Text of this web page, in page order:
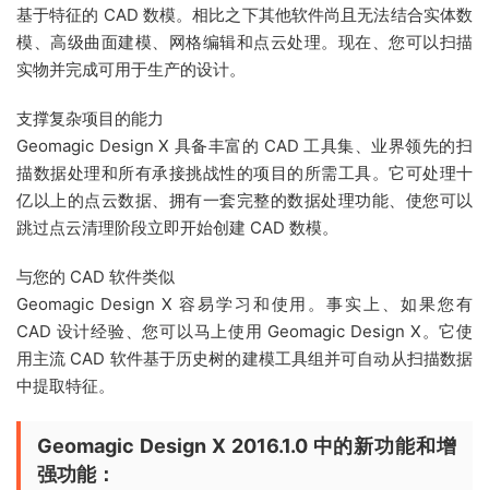
基于特征的 CAD 数模。相比之下其他软件尚且无法结合实体数
模、高级曲面建模、网格编辑和点云处理。现在、您可以扫描
实物并完成可用于生产的设计。
支撑复杂项目的能力
Geomagic Design X 具备丰富的 CAD 工具集、业界领先的扫
描数据处理和所有承接挑战性的项目的所需工具。它可处理十
亿以上的点云数据、拥有一套完整的数据处理功能、使您可以
跳过点云清理阶段立即开始创建 CAD 数模。
与您的 CAD 软件类似
Geomagic Design X 容易学习和使用。事实上、如果您有
CAD 设计经验、您可以马上使用 Geomagic Design X。它使
用主流 CAD 软件基于历史树的建模工具组并可自动从扫描数据
中提取特征。
Geomagic Design X 2016.1.0 中的新功能和增
强功能：